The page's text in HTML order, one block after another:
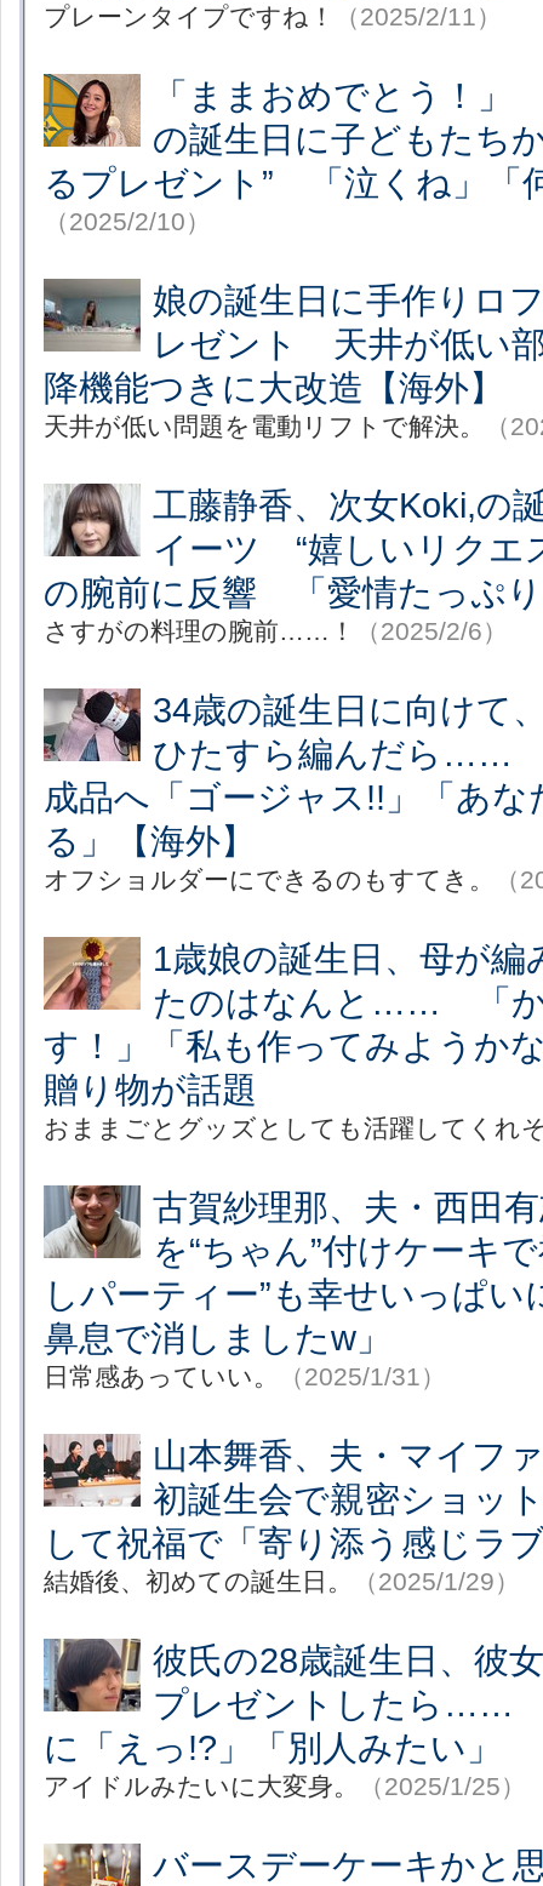
プレーンタイプですね！ （2025/2/11）
「ままおめでとう！
の誕生日に子どもたち
るプレゼント” 「泣くね」「
（2025/2/10）
娘の誕生日に手作りロ
レゼント 天井が低い
降機能つきに大改造【海外】
天井が低い問題を電動リフトで解決。 （
工藤静香、次女Koki,の
イーツ “嬉しいリクエ
の腕前に反響 「愛情たっぷ
さすがの料理の腕前……！ （2025/2/6）
34歳の誕生日に向けて
ひたすら編んだら……
成品へ「ゴージャス!!」「あ
る」【海外】
オフショルダーにできるのもすてき。 （
1歳娘の誕生日、母が編
たのはなんと…… 「か
す！」「私も作ってみようか
贈り物が話題
おままごとグッズとしても活躍してくれ
古賀紗理那、夫・西田
を“ちゃん”付けケーキ
しパーティー”も幸せいっぱい
鼻息で消しましたw」
日常感あっていい。 （2025/1/31）
山本舞香、夫・マイフ
初誕生会で親密ショッ
して祝福で「寄り添う感じラ
結婚後、初めての誕生日。 （2025/1/29）
彼氏の28歳誕生日、彼
プレゼントしたら……
に「えっ!?」「別人みたい」
アイドルみたいに大変身。 （2025/1/25）
バースデーケーキかと